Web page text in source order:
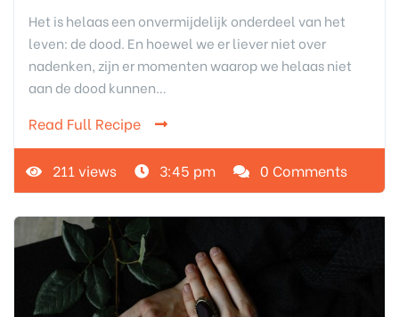
Het is helaas een onvermijdelijk onderdeel van het
leven: de dood. En hoewel we er liever niet over
nadenken, zijn er momenten waarop we helaas niet
aan de dood kunnen…
Read Full Recipe
211 views 3:45 pm 0 Comments